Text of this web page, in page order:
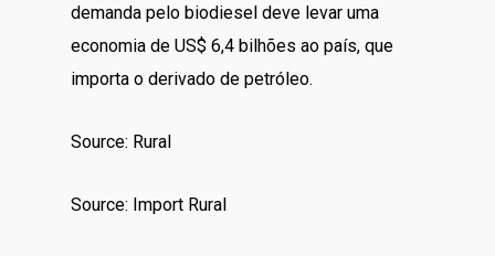
demanda pelo biodiesel deve levar uma
economia de US$ 6,4 bilhões ao país, que
importa o derivado de petróleo.
Source: Rural
Source: Import Rural